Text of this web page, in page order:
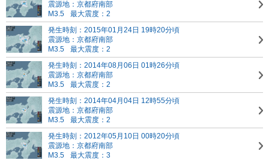
震源地：京都府南部
M3.5
最大震度：2
発生時刻：2015年01月24日 19時20分頃
震源地：京都府南部
M3.5
最大震度：2
発生時刻：2014年08月06日 01時26分頃
震源地：京都府南部
M3.5
最大震度：2
発生時刻：2014年04月04日 12時55分頃
震源地：京都府南部
M3.5
最大震度：2
発生時刻：2012年05月10日 00時20分頃
震源地：京都府南部
M3.5
最大震度：3